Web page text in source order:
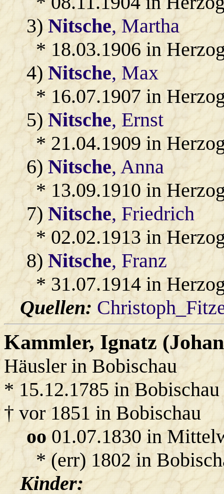
3)Nitsche, Martha
* 18.03.1906 in
4)Nitsche, Max
* 16.07.1907 in
5)Nitsche, Ernst
* 21.04.1909 in
6)Nitsche, Anna
* 13.09.1910 in
7)Nitsche, Friedrich
* 02.02.1913 in
8)Nitsche, Franz
* 31.07.1914 in
Quellen:
Kammler, Ignatz
Häusler in Bobischau
* 15.12.1785 in Bobischau
† vor 1851 in Bobischau
oo01.07.1830 in
* (err) 1802 in
Kinder: